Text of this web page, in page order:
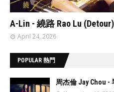
A-Lin - 繞路 Rao Lu (Detour)
April 24, 2026
POPULAR 熱門
周杰倫 Jay Chou -